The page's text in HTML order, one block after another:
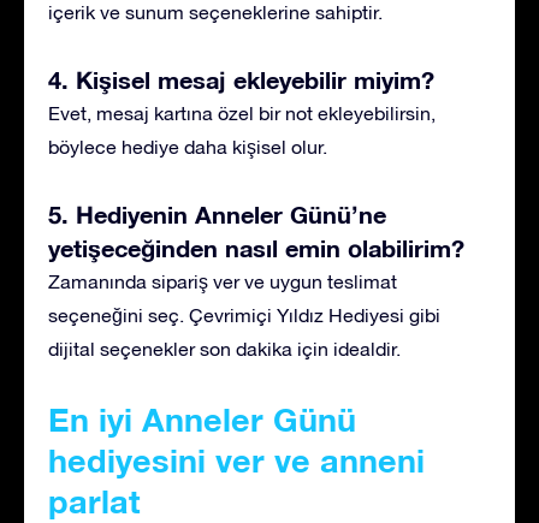
içerik ve sunum seçeneklerine sahiptir.
4. Kişisel mesaj ekleyebilir miyim?
Evet, mesaj kartına özel bir not ekleyebilirsin,
böylece hediye daha kişisel olur.
5. Hediyenin Anneler Günü’ne
yetişeceğinden nasıl emin olabilirim?
Zamanında sipariş ver ve uygun teslimat
seçeneğini seç. Çevrimiçi Yıldız Hediyesi gibi
dijital seçenekler son dakika için idealdir.
En iyi Anneler Günü
hediyesini ver ve anneni
parlat